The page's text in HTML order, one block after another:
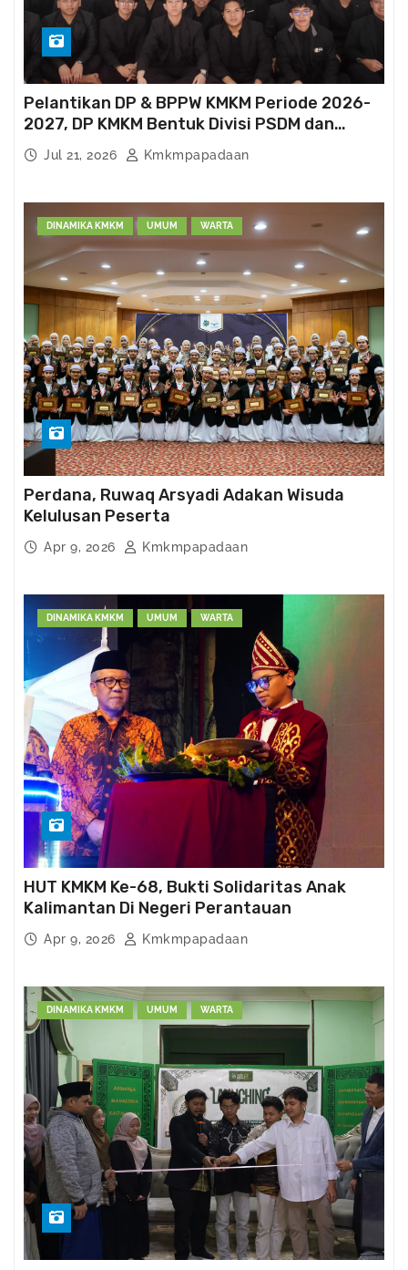
Pelantikan DP & BPPW KMKM Periode 2026-
2027, DP KMKM Bentuk Divisi PSDM dan
Kema’had-an
Jul 21, 2026 Kmkmpapadaan
DINAMIKA KMKM UMUM WARTA
Perdana, Ruwaq Arsyadi Adakan Wisuda
Kelulusan Peserta
Apr 9, 2026 Kmkmpapadaan
DINAMIKA KMKM UMUM WARTA
HUT KMKM Ke-68, Bukti Solidaritas Anak
Kalimantan Di Negeri Perantauan
Apr 9, 2026 Kmkmpapadaan
DINAMIKA KMKM UMUM WARTA